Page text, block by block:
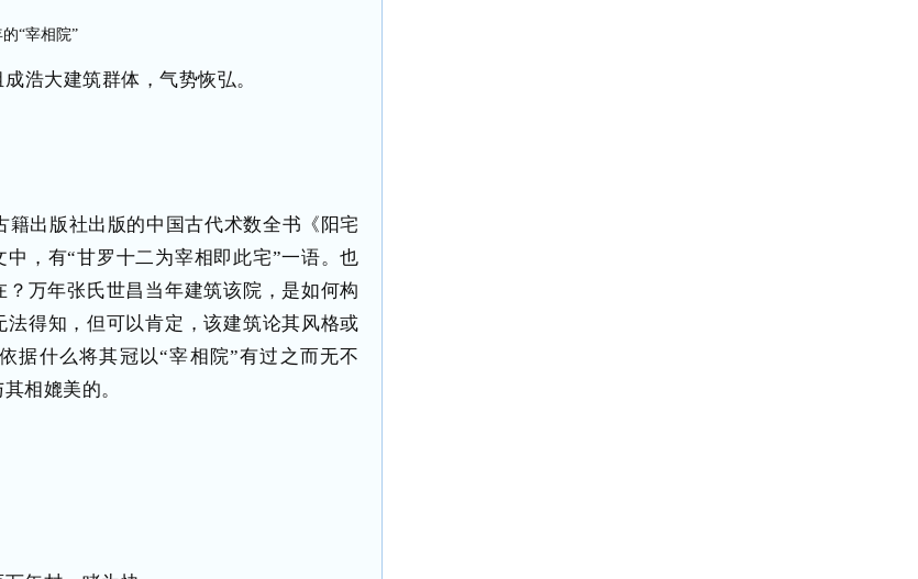
浩大建筑群体，气势恢弘。
出版社出版的中国古代术数全书《阳宅
，有“甘罗十二为宰相即此宅”一语。也
万年张氏世昌当年建筑该院，是如何构
得知，但可以肯定，该建筑论其风格或
据什么将其冠以“宰相院”有过之而无不
相媲美的。